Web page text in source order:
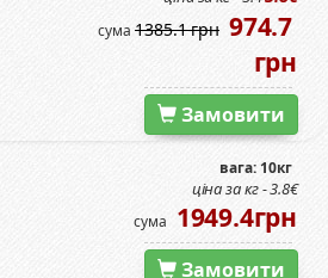
сума 1385.1 грн 974.7
грн
Замовити
вага: 10кг
ціна за кг - 3.8€
сума 1949.4грн
Замовити